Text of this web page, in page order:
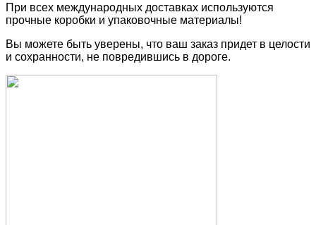
При всех международных доставках используются
прочные коробки и упаковочные материалы!
Вы можете быть уверены, что ваш заказ придет в целости
и сохранности, не повредившись в дороге.